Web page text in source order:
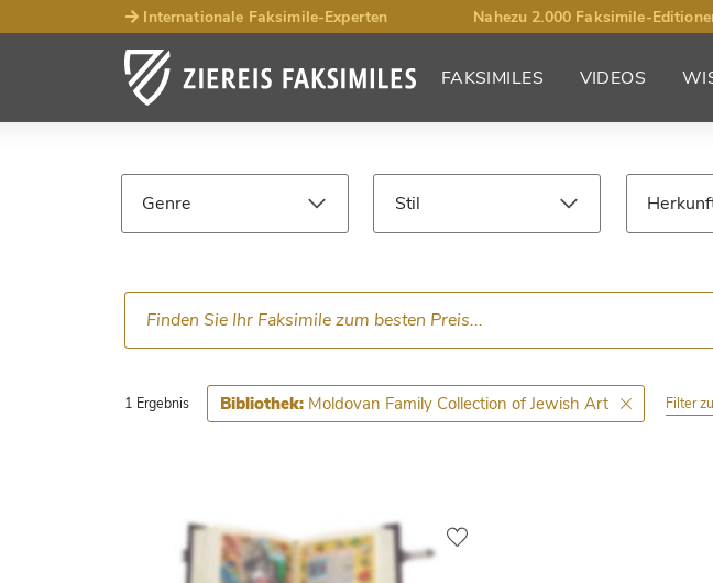
Internationale Faksimile-Experten Nahezu 2.000 Faksimile-
FAKSIMILES VIDEOS
Faksimiles
Genre Stil
Sprache Epoche Jahrhundert
1 Ergebnis Bibliothek: Moldovan Family Collection of Jewish Art Filter